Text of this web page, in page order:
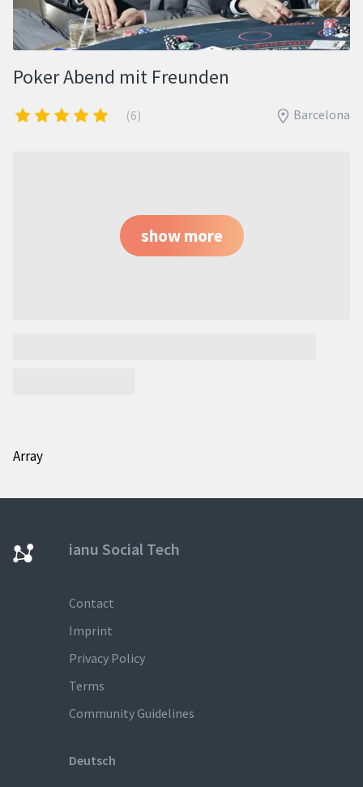
Poker Abend mit Freunden
(6) Barcelona
show more
Array
ianu Social Tech
Contact
Imprint
Privacy Policy
Terms
Community Guidelines
Deutsch